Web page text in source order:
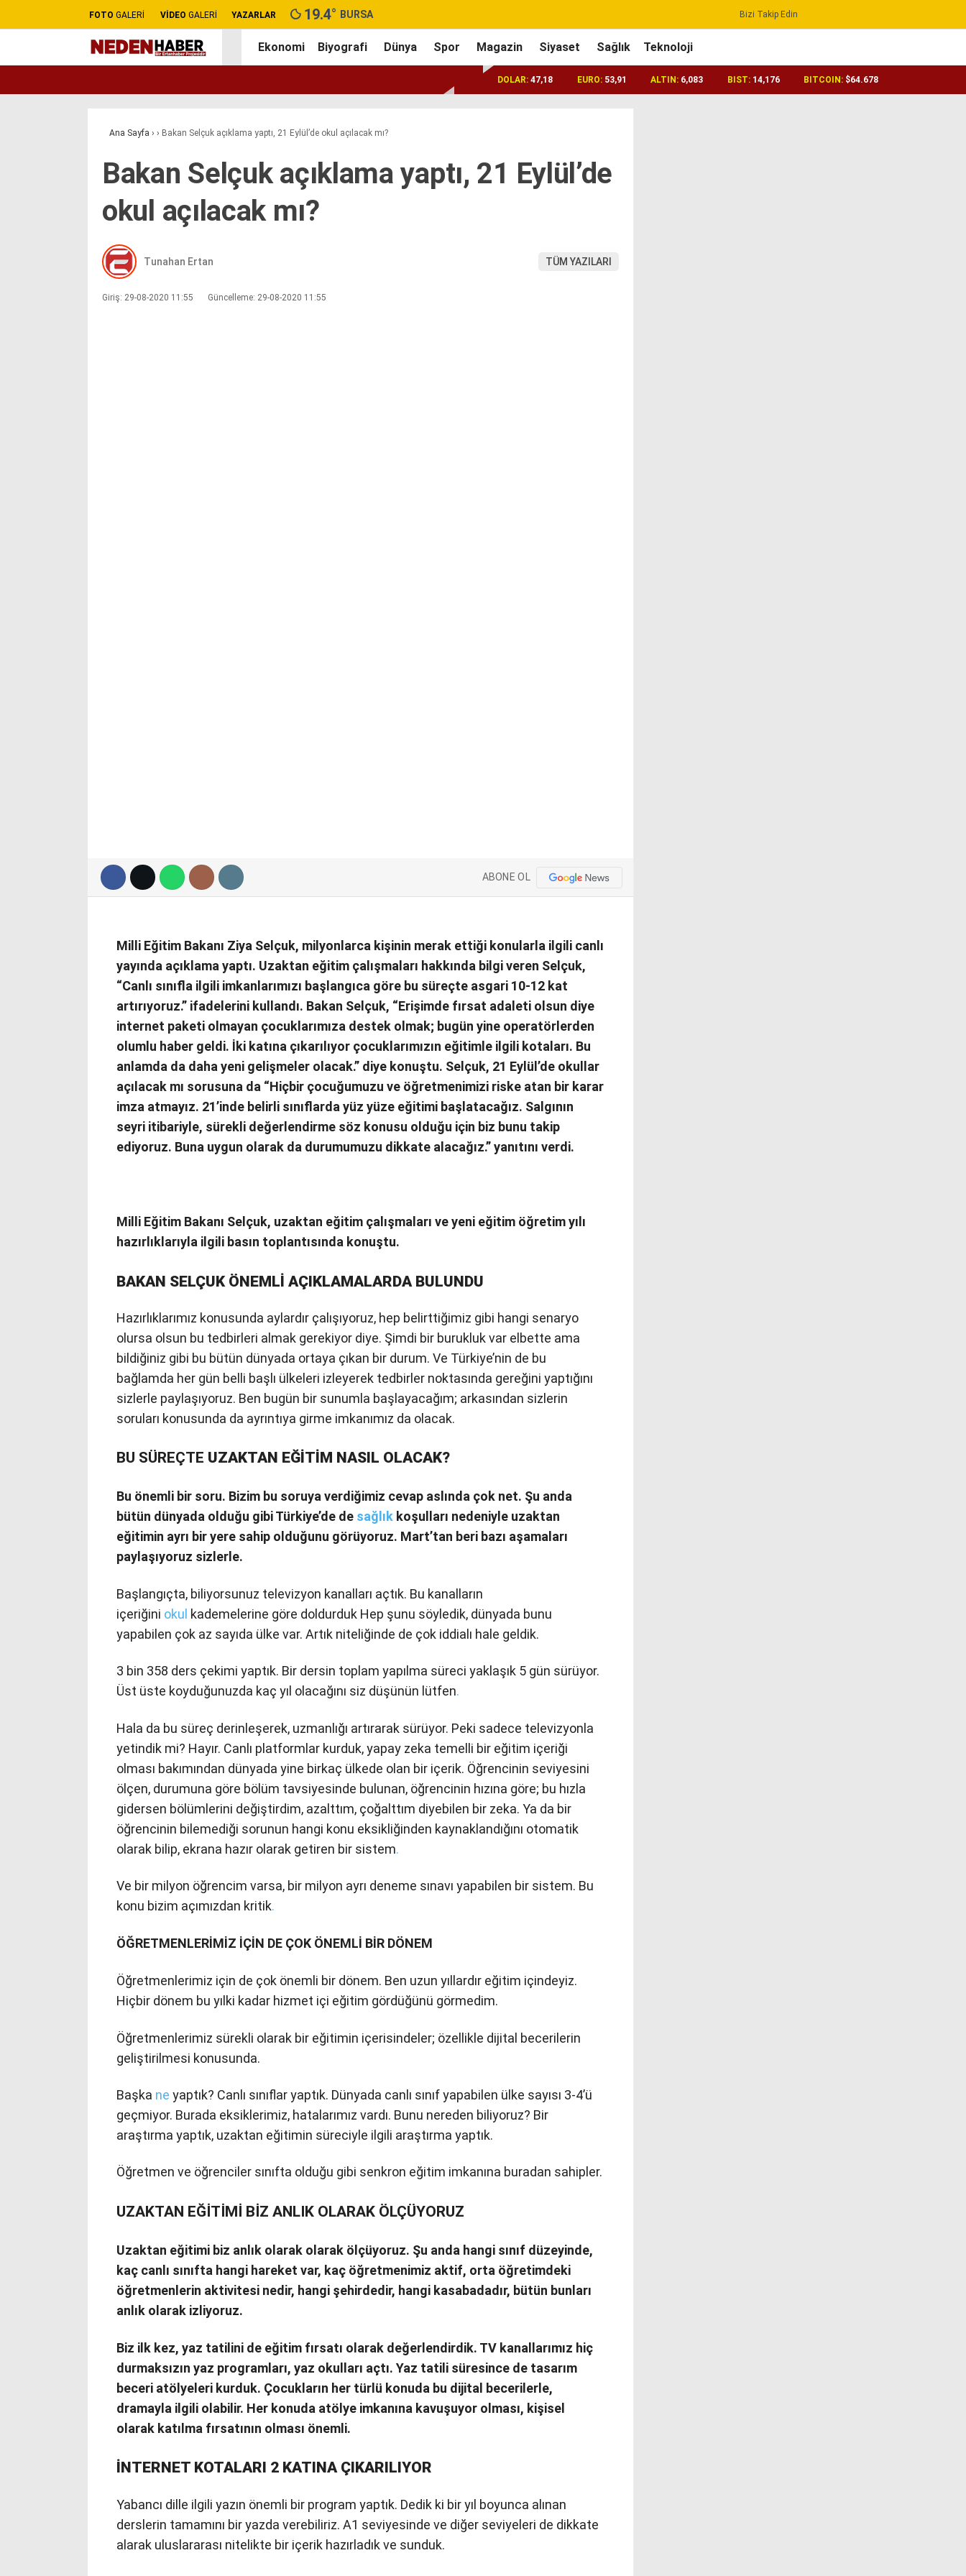
FOTO GALERİ VİDEO GALERİ YAZARLAR 19.4° BURSA Bizi Takip Edin
Ekonomi Biyografi Dünya Spor Magazin Siyaset Sağlık Teknoloji
DOLAR: 47,18 EURO: 53,91 ALTIN: 6,083 BIST: 14,176 BITCOIN: $64.678
Ana Sayfa › › Bakan Selçuk açıklama yaptı, 21 Eylül’de okul açılacak mı?
Bakan Selçuk açıklama yaptı, 21 Eylül’de
okul açılacak mı?
Tunahan Ertan TÜM YAZILARI
Giriş: 29-08-2020 11:55 Güncelleme: 29-08-2020 11:55
ABONE OL
Milli Eğitim Bakanı Ziya Selçuk, milyonlarca kişinin merak ettiği konularla ilgili canlı
yayında açıklama yaptı. Uzaktan eğitim çalışmaları hakkında bilgi veren Selçuk,
“Canlı sınıfla ilgili imkanlarımızı başlangıca göre bu süreçte asgari 10-12 kat
artırıyoruz.” ifadelerini kullandı. Bakan Selçuk, “Erişimde fırsat adaleti olsun diye
internet paketi olmayan çocuklarımıza destek olmak; bugün yine operatörlerden
olumlu haber geldi. İki katına çıkarılıyor çocuklarımızın eğitimle ilgili kotaları. Bu
anlamda da daha yeni gelişmeler olacak.” diye konuştu. Selçuk, 21 Eylül’de okullar
açılacak mı sorusuna da “Hiçbir çocuğumuzu ve öğretmenimizi riske atan bir karar
imza atmayız. 21’inde belirli sınıflarda yüz yüze eğitimi başlatacağız. Salgının
seyri itibariyle, sürekli değerlendirme söz konusu olduğu için biz bunu takip
ediyoruz. Buna uygun olarak da durumumuzu dikkate alacağız.” yanıtını verdi.
Milli Eğitim Bakanı Selçuk, uzaktan eğitim çalışmaları ve yeni eğitim öğretim yılı
hazırlıklarıyla ilgili basın toplantısında konuştu.
BAKAN SELÇUK ÖNEMLİ AÇIKLAMALARDA BULUNDU
Hazırlıklarımız konusunda aylardır çalışıyoruz, hep belirttiğimiz gibi hangi senaryo
olursa olsun bu tedbirleri almak gerekiyor diye. Şimdi bir burukluk var elbette ama
bildiğiniz gibi bu bütün dünyada ortaya çıkan bir durum. Ve Türkiye’nin de bu
bağlamda her gün belli başlı ülkeleri izleyerek tedbirler noktasında gereğini yaptığını
sizlerle paylaşıyoruz. Ben bugün bir sunumla başlayacağım; arkasından sizlerin
soruları konusunda da ayrıntıya girme imkanımız da olacak.
BU SÜREÇTE UZAKTAN EĞİTİM NASIL OLACAK?
Bu önemli bir soru. Bizim bu soruya verdiğimiz cevap aslında çok net. Şu anda
bütün dünyada olduğu gibi Türkiye’de de sağlık koşulları nedeniyle uzaktan
eğitimin ayrı bir yere sahip olduğunu görüyoruz. Mart’tan beri bazı aşamaları
paylaşıyoruz sizlerle.
Başlangıçta, biliyorsunuz televizyon kanalları açtık. Bu kanalların
içeriğini okul kademelerine göre doldurduk Hep şunu söyledik, dünyada bunu
yapabilen çok az sayıda ülke var. Artık niteliğinde de çok iddialı hale geldik.
3 bin 358 ders çekimi yaptık. Bir dersin toplam yapılma süreci yaklaşık 5 gün sürüyor.
Üst üste koyduğunuzda kaç yıl olacağını siz düşünün lütfen.
Hala da bu süreç derinleşerek, uzmanlığı artırarak sürüyor. Peki sadece televizyonla
yetindik mi? Hayır. Canlı platformlar kurduk, yapay zeka temelli bir eğitim içeriği
olması bakımından dünyada yine birkaç ülkede olan bir içerik. Öğrencinin seviyesini
ölçen, durumuna göre bölüm tavsiyesinde bulunan, öğrencinin hızına göre; bu hızla
gidersen bölümlerini değiştirdim, azalttım, çoğalttım diyebilen bir zeka. Ya da bir
öğrencinin bilemediği sorunun hangi konu eksikliğinden kaynaklandığını otomatik
olarak bilip, ekrana hazır olarak getiren bir sistem.
Ve bir milyon öğrencim varsa, bir milyon ayrı deneme sınavı yapabilen bir sistem. Bu
konu bizim açımızdan kritik.
ÖĞRETMENLERİMİZ İÇİN DE ÇOK ÖNEMLİ BİR DÖNEM
Öğretmenlerimiz için de çok önemli bir dönem. Ben uzun yıllardır eğitim içindeyiz.
Hiçbir dönem bu yılki kadar hizmet içi eğitim gördüğünü görmedim.
Öğretmenlerimiz sürekli olarak bir eğitimin içerisindeler; özellikle dijital becerilerin
geliştirilmesi konusunda.
Başka ne yaptık? Canlı sınıflar yaptık. Dünyada canlı sınıf yapabilen ülke sayısı 3-4’ü
geçmiyor. Burada eksiklerimiz, hatalarımız vardı. Bunu nereden biliyoruz? Bir
araştırma yaptık, uzaktan eğitimin süreciyle ilgili araştırma yaptık.
Öğretmen ve öğrenciler sınıfta olduğu gibi senkron eğitim imkanına buradan sahipler.
UZAKTAN EĞİTİMİ BİZ ANLIK OLARAK ÖLÇÜYORUZ
Uzaktan eğitimi biz anlık olarak olarak ölçüyoruz. Şu anda hangi sınıf düzeyinde,
kaç canlı sınıfta hangi hareket var, kaç öğretmenimiz aktif, orta öğretimdeki
öğretmenlerin aktivitesi nedir, hangi şehirdedir, hangi kasabadadır, bütün bunları
anlık olarak izliyoruz.
Biz ilk kez, yaz tatilini de eğitim fırsatı olarak değerlendirdik. TV kanallarımız hiç
durmaksızın yaz programları, yaz okulları açtı. Yaz tatili süresince de tasarım
beceri atölyeleri kurduk. Çocukların her türlü konuda bu dijital becerilerle,
dramayla ilgili olabilir. Her konuda atölye imkanına kavuşuyor olması, kişisel
olarak katılma fırsatının olması önemli.
İNTERNET KOTALARI 2 KATINA ÇIKARILIYOR
Yabancı dille ilgili yazın önemli bir program yaptık. Dedik ki bir yıl boyunca alınan
derslerin tamamını bir yazda verebiliriz. A1 seviyesinde ve diğer seviyeleri de dikkate
alarak uluslararası nitelikte bir içerik hazırladık ve sunduk.